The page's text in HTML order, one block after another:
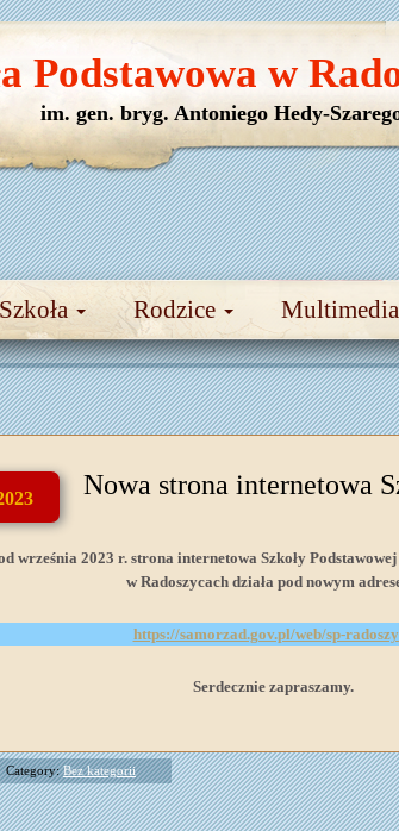
Szkoła Rodzice Multimedia
Podstawowa w
im. gen. bryg. Antoniego Hedy-
Nowa strona internetowa
września 2023 r. strona internetowa Szkoły
w Radoszycach działa pod nowym
https://samorzad.gov.pl/web/sp-
Serdecznie zapraszamy.
Category:Bez kategorii